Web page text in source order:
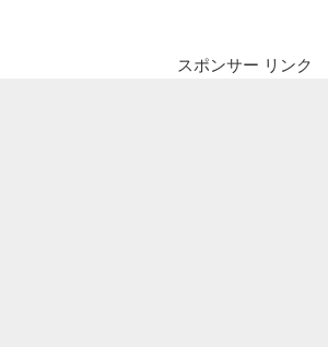
スポンサー リンク